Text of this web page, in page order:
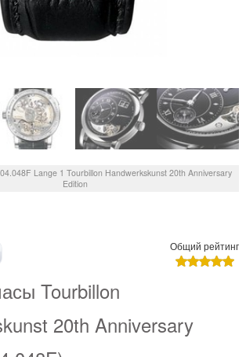
Lange 1 Tourbillon Handwerkskunst 20th Anniversary
Edition
Общий рейтинг
Tourbillon
20th Anniversary